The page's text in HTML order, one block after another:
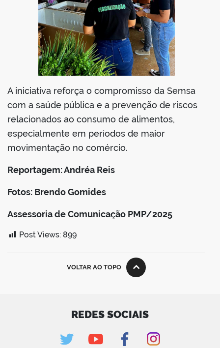
A iniciativa reforça o compromisso da Semsa
com a saúde pública e a prevenção de riscos
relacionados ao consumo de alimentos,
especialmente em períodos de maior
movimentação no comércio.
Reportagem: Andréa Reis
Fotos: Brendo Gomides
Assessoria de Comunicação PMP/2025
Post Views: 899
VOLTAR AO TOPO
REDES SOCIAIS